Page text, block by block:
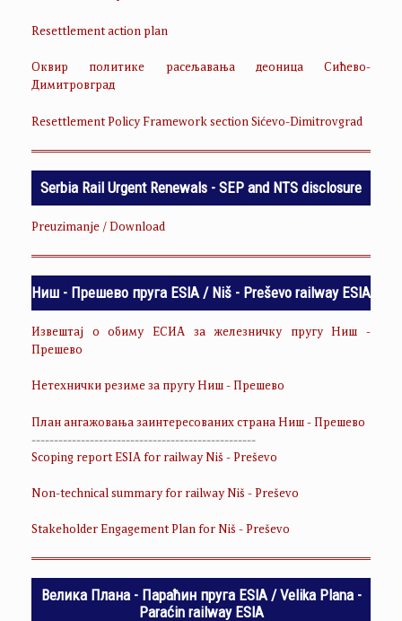
Resettlement action plan
Оквир политике расељавања деоница Сићево-
Димитровград
Resettlement Policy Framework section Sićevo-Dimitrovgrad
Serbia Rail Urgent Renewals - SEP and NTS disclosure
Preuzimanje / Download
Ниш - Прешево пруга ESIA / Niš - Preševo railway ESIA
Извештај о обиму ЕСИА за железничку пругу Ниш -
Прешево
Нетехнички резиме за пругу Ниш - Прешево
План ангажовања заинтересованих страна Ниш - Прешево
--------------------------------------------------
Scoping report ESIA for railway Niš - Preševo
Non-technical summary for railway Niš - Preševo
Stakeholder Engagement Plan for Niš - Preševo
Велика Плана - Параћин пруга ESIA / Velika Plana -
Paraćin railway ESIA